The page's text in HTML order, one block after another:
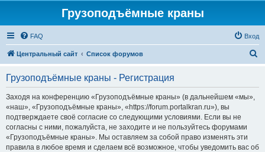
Грузоподъёмные краны
FAQ Вход
Центральный сайт Список форумов
Грузоподъёмные краны - Регистрация
Заходя на конференцию «Грузоподъёмные краны» (в дальнейшем «мы»,
«наш», «Грузоподъёмные краны», «https://forum.portalkran.ru»), вы
подтверждаете своё согласие со следующими условиями. Если вы не
согласны с ними, пожалуйста, не заходите и не пользуйтесь форумами
«Грузоподъёмные краны». Мы оставляем за собой право изменять эти
правила в любое время и сделаем всё возможное, чтобы уведомить вас об